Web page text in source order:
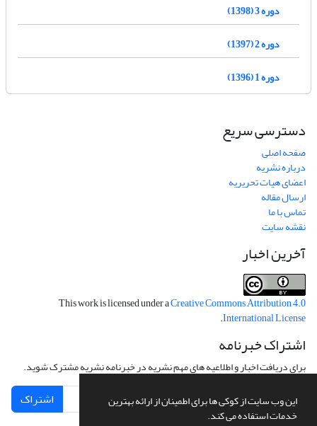
این وب سایت از کوکی ها برای اطمینان از ارائه بهترین
خدمات استفاده می کند.
دوره 3 (1398)
دوره 2 (1397)
دوره 1 (1396)
دسترسی سریع
صفحه اصلی
درباره نشریه
اعضای هیات تحریریه
ارسال مقاله
تماس با ما
نقشه سایت
آخرین اخبار
This work is licensed under aCreative Commons Attribution 4.0
International License
.
اشتراک خبرنامه
برای دریافت اخبار و اطلاعیه های مهم نشریه در خبرنامه نشریه مشترک شوید.
اشتراک